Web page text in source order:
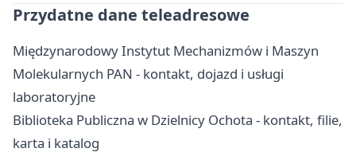
Przydatne dane teleadresowe
Międzynarodowy Instytut Mechanizmów i Maszyn
Molekularnych PAN - kontakt, dojazd i usługi
laboratoryjne
Biblioteka Publiczna w Dzielnicy Ochota - kontakt, filie,
karta i katalog